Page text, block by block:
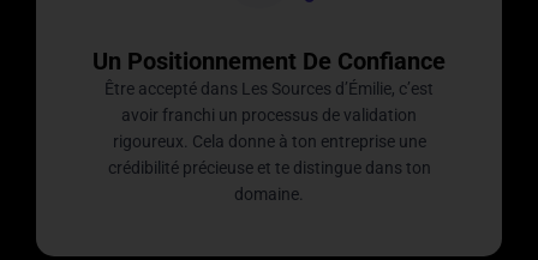
Un Positionnement De Confiance
Être accepté dans Les Sources d’Émilie, c’est
avoir franchi un processus de validation
rigoureux. Cela donne à ton entreprise une
crédibilité précieuse et te distingue dans ton
domaine.